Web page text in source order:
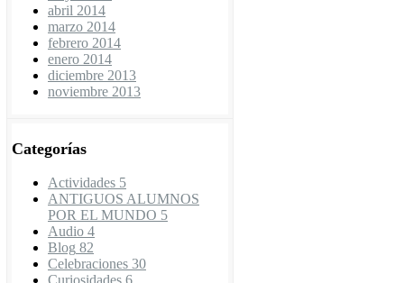
abril 2014
marzo 2014
febrero 2014
enero 2014
diciembre 2013
noviembre 2013
Categorías
Actividades 5
ANTIGUOS ALUMNOS
POR EL MUNDO 5
Audio 4
Blog 82
Celebraciones 30
Curiosidades 6